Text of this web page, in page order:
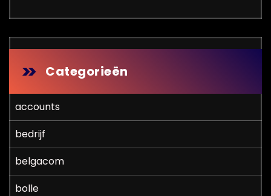
Categorieën
accounts
bedrijf
belgacom
bolle